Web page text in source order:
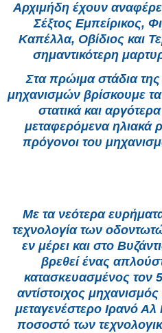
Αρχιμήδη έχουν
Σέξτος Εμπείρικος,
Καπέλλα, Οβίδιος και
σημαντικότερη
Στα πρώιμα στάδια
μηχανισμών βρίσκουμε
στατικά και
μεταφερόμενα ηλιακά
πρόγονοι του
Με τα νεότερα
τεχνολογία των
εν μέρει και στο
βρεθεί ένας
κατασκευασμένος τον
αντίστοιχος
μεταγενέστερο Ιρανό
ποσοστό των